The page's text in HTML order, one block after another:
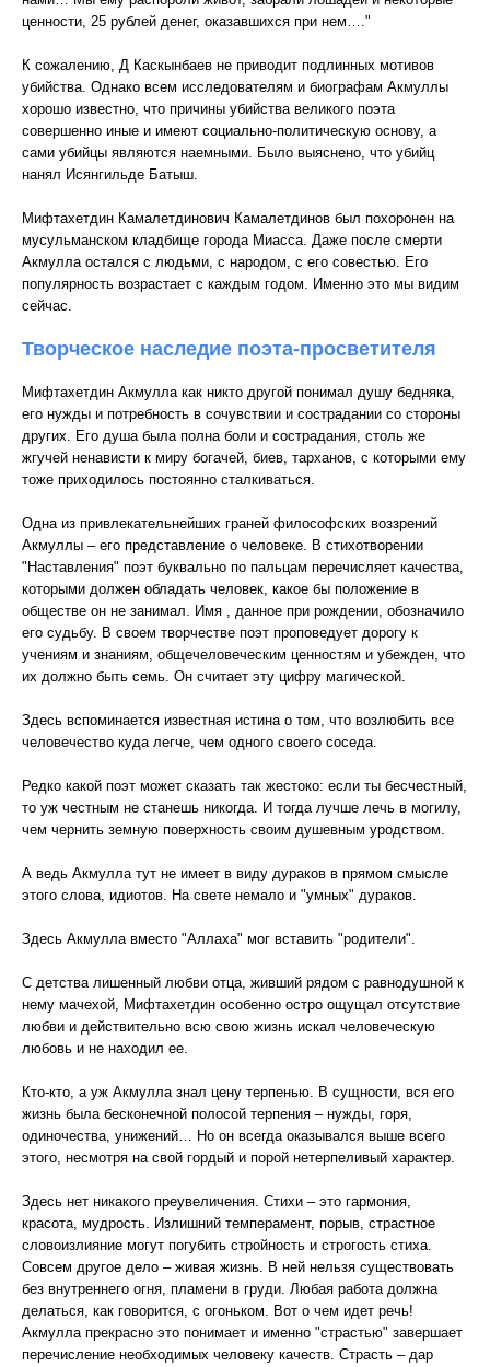
ценности, 25 рублей денег, оказавшихся при нем…."
К сожалению, Д Каскынбаев не приводит подлинных мотивов
убийства. Однако всем исследователям и биографам Акмуллы
хорошо известно, что причины убийства великого поэта
совершенно иные и имеют социально-политическую основу, а
сами убийцы являются наемными. Было выяснено, что убийц
нанял Исянгильде Батыш.
Мифтахетдин Камалетдинович Камалетдинов был похоронен на
мусульманском кладбище города Миасса. Даже после смерти
Акмулла остался с людьми, с народом, с его совестью. Его
популярность возрастает с каждым годом. Именно это мы видим
сейчас.
Творческое наследие поэта-просветителя
Мифтахетдин Акмулла как никто другой понимал душу бедняка,
его нужды и потребность в сочувствии и сострадании со стороны
других. Его душа была полна боли и сострадания, столь же
жгучей ненависти к миру богачей, биев, тарханов, с которыми ему
тоже приходилось постоянно сталкиваться.
Одна из привлекательнейших граней философских воззрений
Акмуллы – его представление о человеке. В стихотворении
"Наставления" поэт буквально по пальцам перечисляет качества,
которыми должен обладать человек, какое бы положение в
обществе он не занимал. Имя , данное при рождении, обозначило
его судьбу. В своем творчестве поэт проповедует дорогу к
учениям и знаниям, общечеловеческим ценностям и убежден, что
их должно быть семь. Он считает эту цифру магической.
Здесь вспоминается известная истина о том, что возлюбить все
человечество куда легче, чем одного своего соседа.
Редко какой поэт может сказать так жестоко: если ты бесчестный,
то уж честным не станешь никогда. И тогда лучше лечь в могилу,
чем чернить земную поверхность своим душевным уродством.
А ведь Акмулла тут не имеет в виду дураков в прямом смысле
этого слова, идиотов. На свете немало и "умных" дураков.
Здесь Акмулла вместо "Аллаха" мог вставить "родители".
С детства лишенный любви отца, живший рядом с равнодушной к
нему мачехой, Мифтахетдин особенно остро ощущал отсутствие
любви и действительно всю свою жизнь искал человеческую
любовь и не находил ее.
Кто-кто, а уж Акмулла знал цену терпенью. В сущности, вся его
жизнь была бесконечной полосой терпения – нужды, горя,
одиночества, унижений… Но он всегда оказывался выше всего
этого, несмотря на свой гордый и порой нетерпеливый характер.
Здесь нет никакого преувеличения. Стихи – это гармония,
красота, мудрость. Излишний темперамент, порыв, страстное
словоизлияние могут погубить стройность и строгость стиха.
Совсем другое дело – живая жизнь. В ней нельзя существовать
без внутреннего огня, пламени в груди. Любая работа должна
делаться, как говорится, с огоньком. Вот о чем идет речь!
Акмулла прекрасно это понимает и именно "страстью" завершает
перечисление необходимых человеку качеств. Страсть – дар